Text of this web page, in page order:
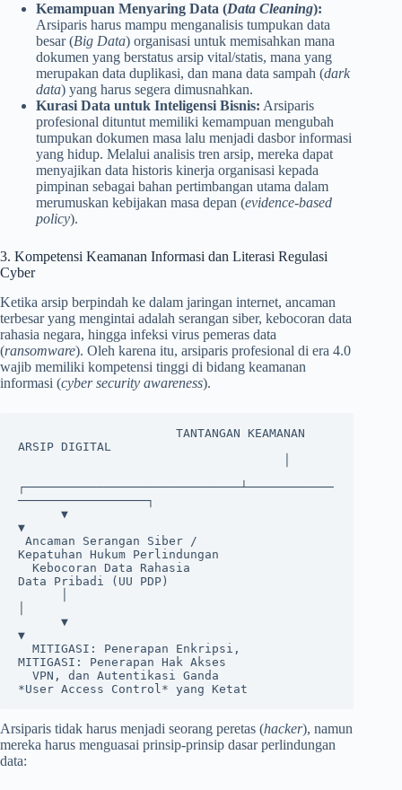
Kemampuan Menyaring Data (Data Cleaning):
Arsiparis harus mampu menganalisis tumpukan data
besar (Big Data) organisasi untuk memisahkan mana
dokumen yang berstatus arsip vital/statis, mana yang
merupakan data duplikasi, dan mana data sampah (dark
data) yang harus segera dimusnahkan.
Kurasi Data untuk Inteligensi Bisnis: Arsiparis
profesional dituntut memiliki kemampuan mengubah
tumpukan dokumen masa lalu menjadi dasbor informasi
yang hidup. Melalui analisis tren arsip, mereka dapat
menyajikan data historis kinerja organisasi kepada
pimpinan sebagai bahan pertimbangan utama dalam
merumuskan kebijakan masa depan (evidence-based
policy).
3. Kompetensi Keamanan Informasi dan Literasi Regulasi
Cyber
Ketika arsip berpindah ke dalam jaringan internet, ancaman
terbesar yang mengintai adalah serangan siber, kebocoran data
rahasia negara, hingga infeksi virus pemeras data
(ransomware). Oleh karena itu, arsiparis profesional di era 4.0
wajib memiliki kompetensi tinggi di bidang keamanan
informasi (cyber security awareness).
ARSIP DIGITAL
┌──────────────────────────────┴────────────
──────────────────┐
▼
Kepatuhan Hukum Perlindungan
Data Pribadi (UU PDP)
▼
MITIGASI: Penerapan Hak Akses
Arsiparis tidak harus menjadi seorang peretas (hacker), namun
mereka harus menguasai prinsip-prinsip dasar perlindungan
data: